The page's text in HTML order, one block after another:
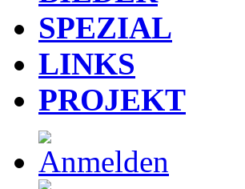
SPEZIAL
LINKS
PROJEKT